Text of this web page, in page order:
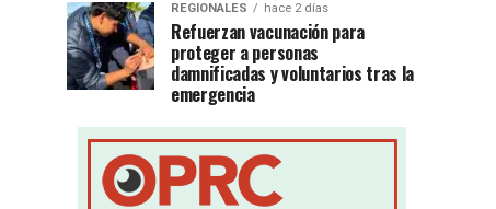
REGIONALES hace 2 días
Refuerzan vacunación para
proteger a personas
damnificadas y voluntarios tras la
emergencia